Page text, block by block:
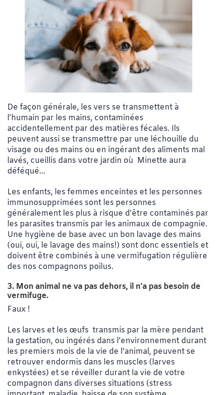
De façon générale, les vers se transmettent à
l’humain par les mains, contaminées
accidentellement par des matières fécales. Ils
peuvent aussi se transmettre par une léchouille du
visage ou des mains ou en ingérant des aliments mal
lavés, cueillis dans votre jardin où Minette aura
déféqué…
Les enfants, les femmes enceintes et les personnes
immunosupprimées sont les personnes
généralement les plus à risque d’être contaminés par
les parasites transmis par les animaux de compagnie.
Une hygiène de base avec un bon lavage des mains
(oui, oui, le lavage des mains!) sont donc essentiels et
doivent être combinés à une vermifugation régulière
des nos compagnons poilus.
3. Mon animal ne va pas dehors, il n’a pas besoin de
vermifuge.
Faux !
Les larves et les œufs transmis par la mère pendant
la gestation, ou ingérés dans l’environnement durant
les premiers mois de la vie de l’animal, peuvent se
retrouver endormis dans les muscles (larves
enkystées) et se réveiller durant la vie de votre
compagnon dans diverses situations (stress